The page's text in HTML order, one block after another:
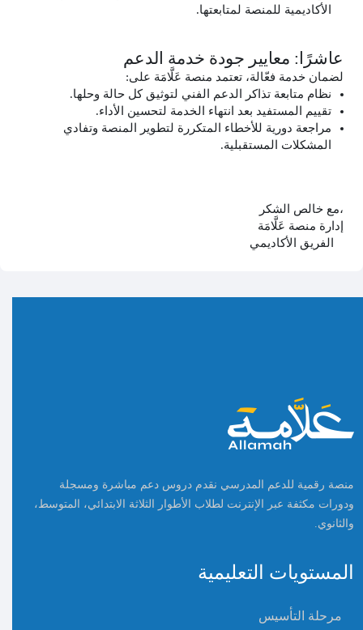
الأكاديمية للمنصة لمتابعتها.
عاشرًا: معايير جودة خدمة الدعم
لضمان خدمة فعّالة، تعتمد منصة عَلَّامَة على:
نظام متابعة تذاكر الدعم الفني لتوثيق كل حالة وحلها.
تقييم المستفيد بعد انتهاء الخدمة لتحسين الأداء.
مراجعة دورية للأخطاء المتكررة لتطوير المنصة وتفادي
المشكلات المستقبلية.
مع خالص الشكر،
إدارة منصة عَلَّامَة
منصة رقمية للدعم المدرسي نقدم دروس دعم مباشرة ومسجلة
ودورات مكثفة عبر الإنترنت لطلاب الأطوار الثلاثة الابتدائي، المتوسط،
والثانوي.
المستويات التعليمية
مرحلة التأسيس